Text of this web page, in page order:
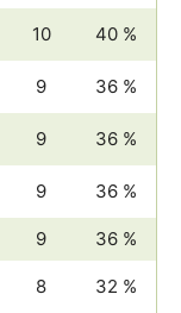
10 40 %
9 36 %
9 36 %
9 36 %
9 36 %
8 32 %